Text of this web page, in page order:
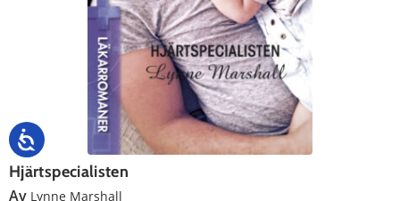
Hjärtspecialisten
Av Lynne Marshall